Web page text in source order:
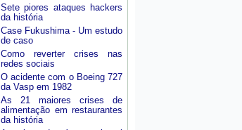
Sete piores ataques hackers
da história
Case Fukushima - Um estudo
de caso
Como reverter crises nas
redes sociais
O acidente com o Boeing 727
da Vasp em 1982
As 21 maiores crises de
alimentação em restaurantes
da história